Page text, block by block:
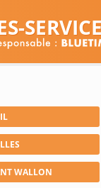
WALLON